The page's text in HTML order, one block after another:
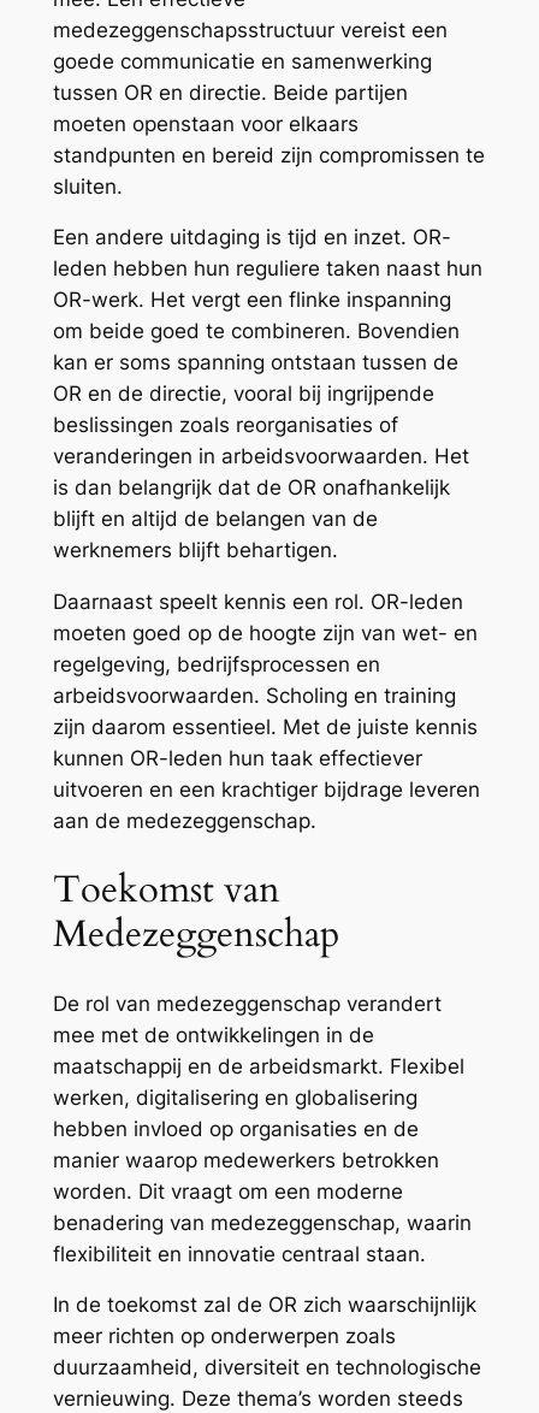
medezeggenschapsstructuur vereist een
goede communicatie en samenwerking
tussen OR en directie. Beide partijen
moeten openstaan voor elkaars
standpunten en bereid zijn compromissen te
sluiten.
Een andere uitdaging is tijd en inzet. OR-
leden hebben hun reguliere taken naast hun
OR-werk. Het vergt een flinke inspanning
om beide goed te combineren. Bovendien
kan er soms spanning ontstaan tussen de
OR en de directie, vooral bij ingrijpende
beslissingen zoals reorganisaties of
veranderingen in arbeidsvoorwaarden. Het
is dan belangrijk dat de OR onafhankelijk
blijft en altijd de belangen van de
werknemers blijft behartigen.
Daarnaast speelt kennis een rol. OR-leden
moeten goed op de hoogte zijn van wet- en
regelgeving, bedrijfsprocessen en
arbeidsvoorwaarden. Scholing en training
zijn daarom essentieel. Met de juiste kennis
kunnen OR-leden hun taak effectiever
uitvoeren en een krachtiger bijdrage leveren
aan de medezeggenschap.
Toekomst van
Medezeggenschap
De rol van medezeggenschap verandert
mee met de ontwikkelingen in de
maatschappij en de arbeidsmarkt. Flexibel
werken, digitalisering en globalisering
hebben invloed op organisaties en de
manier waarop medewerkers betrokken
worden. Dit vraagt om een moderne
benadering van medezeggenschap, waarin
flexibiliteit en innovatie centraal staan.
In de toekomst zal de OR zich waarschijnlijk
meer richten op onderwerpen zoals
duurzaamheid, diversiteit en technologische
vernieuwing. Deze thema’s worden steeds